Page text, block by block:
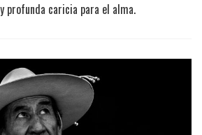
profunda caricia para el alma.